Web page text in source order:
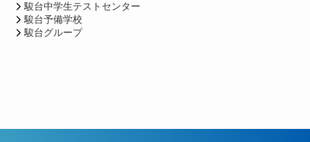
駿台中学生テストセンター
駿台予備学校
駿台グループ